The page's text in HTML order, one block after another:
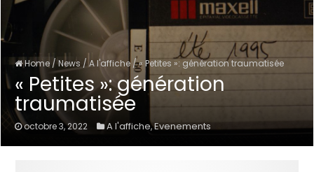
Home / News / A l'affiche /« Petites »: génération traumatisée
« Petites »: génération
traumatisée
octobre 3, 2022 A l'affiche,Evenements